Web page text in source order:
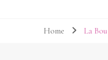
Home
La